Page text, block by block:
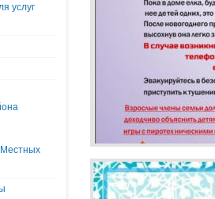
услуг